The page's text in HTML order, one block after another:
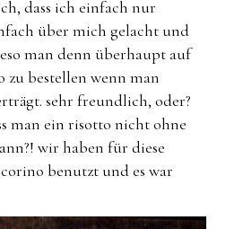
dass ich einfach nur
über mich gelacht und
man denn überhaupt auf
zu bestellen wenn man
sehr freundlich, oder?
man ein risotto nicht ohne
wir haben für diese
benutzt und es war